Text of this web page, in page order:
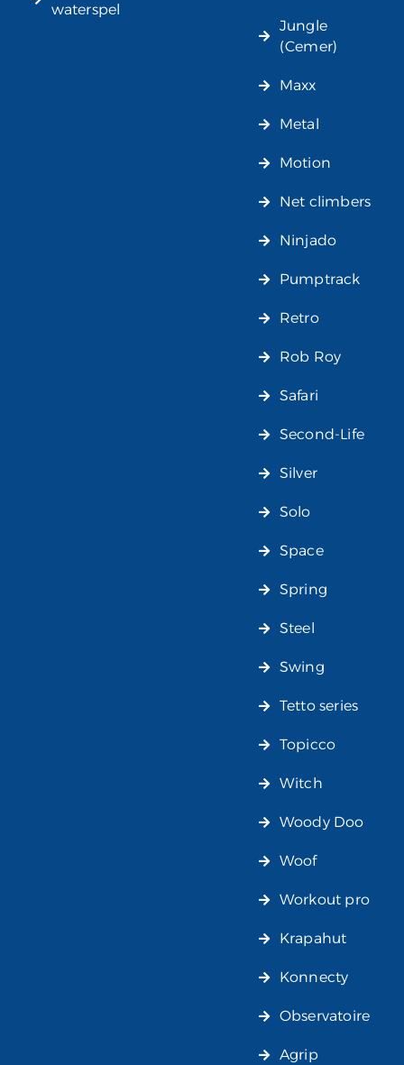
waterspel
Jungle
(Cemer)
Maxx
Metal
Motion
Net climbers
Ninjado
Pumptrack
Retro
Rob Roy
Safari
Second-Life
Silver
Solo
Space
Spring
Steel
Swing
Tetto series
Topicco
Witch
Woody Doo
Woof
Workout pro
Krapahut
Konnecty
Observatoire
Agrip